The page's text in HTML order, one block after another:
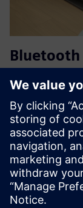
CODAN
Увімкніть
насосів CODAN
Bluetooth Low
видимість
покращуючи
Докладніше